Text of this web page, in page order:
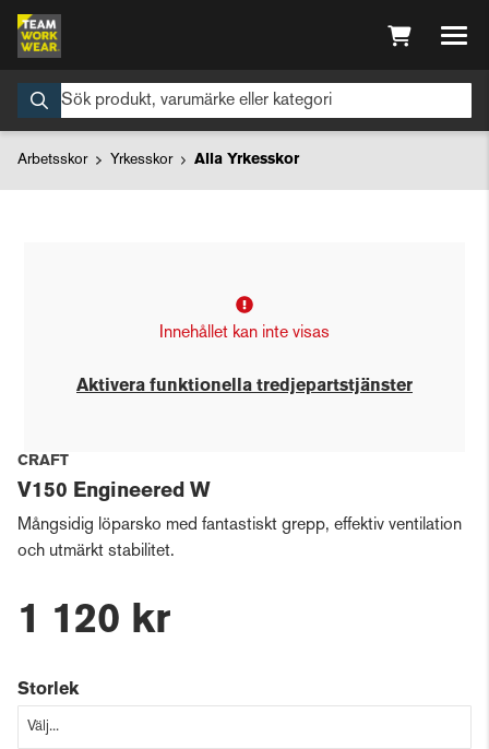
Arbetsskor Yrkesskor Alla Yrkesskor
Innehållet kan inte visas
Aktivera funktionella tredjepartstjänster
CRAFT
V150 Engineered W
Mångsidig löparsko med fantastiskt grepp, effektiv ventilation
och utmärkt stabilitet.
1 120 kr
Storlek